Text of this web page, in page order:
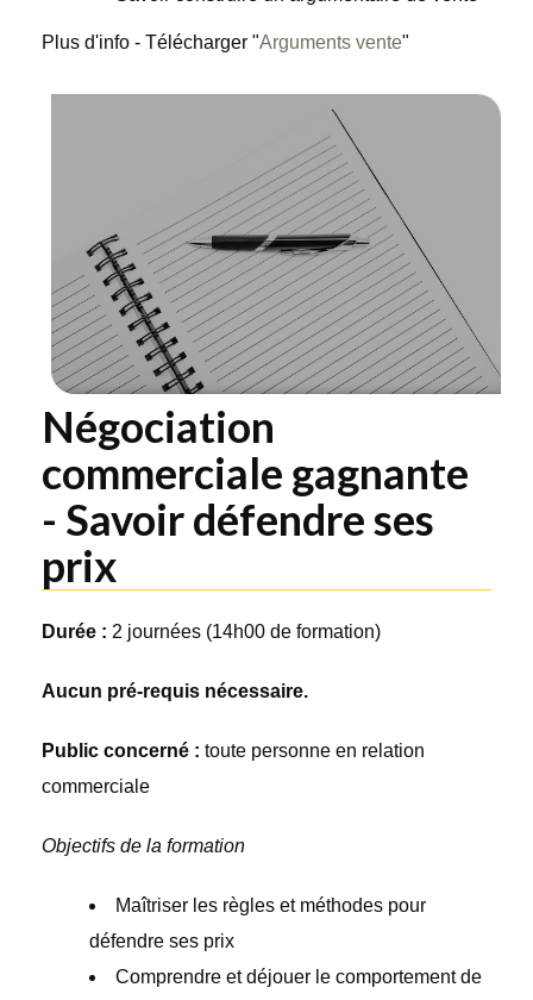
Plus d'info - Télécharger "Arguments vente"
Négociation
commerciale gagnante
- Savoir défendre ses
prix
Durée : 2 journées (14h00 de formation)
Aucun pré-requis nécessaire.
Public concerné : toute personne en relation
commerciale
Objectifs de la formation
Maîtriser les règles et méthodes pour
défendre ses prix
Comprendre et déjouer le comportement de